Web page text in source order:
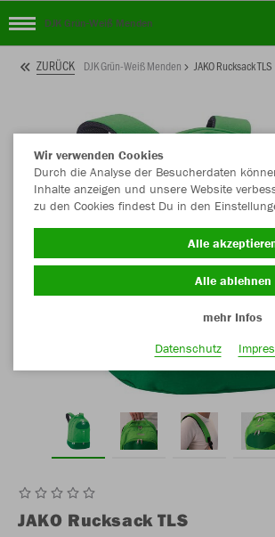
DJK Grün-Weiß Menden
ZURÜCK DJK Grün-Weiß Menden JAKO Rucksack TLS
JAKO Rucksack TLS
Wir verwenden Cookies
Durch die Analyse der Besucherdaten
Inhalte anzeigen und unsere Website
zu den Cookies findest Du in den
Alle
Alle ablehnen
mehr Infos
Datenschutz